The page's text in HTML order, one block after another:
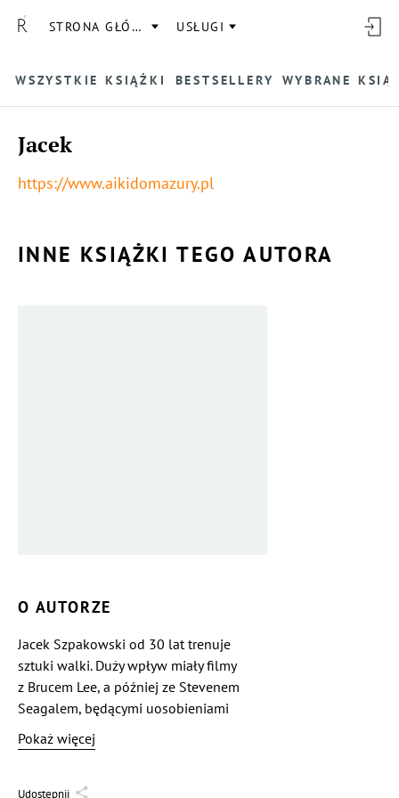
STRONA GŁÓWNA USŁUGI
WSZYSTKIE KSIĄŻKI BESTSELLERY WYBRANE
Jacek
https://www.aikidomazury.pl
INNE KSIĄŻKI TEGO AUTORA
O AUTORZE
Jacek Szpakowski od 30 lat trenuje
sztuki walki. Duży wpływ miały filmy
z Brucem Lee, a później ze Stevenem
Seagalem, będącymi uosobieniami
sprawności fizycznej, zręczności, siły,
stającymi zawsze po stronie dobra,
Mimo że jako dziecko był raczej
Pokaż więcej
Udostępnij